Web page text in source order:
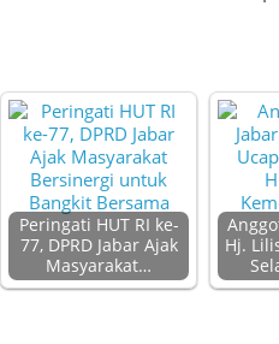
Peringati HUT RI ke-
77, DPRD Jabar Ajak
Masyarakat…
Hj.